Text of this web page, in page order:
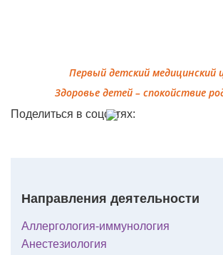
Первый детский медицинский
Здоровье детей – спокойствие
Поделиться в соцсетях:
Направления деятельности
Аллергология-иммунология
Анестезиология